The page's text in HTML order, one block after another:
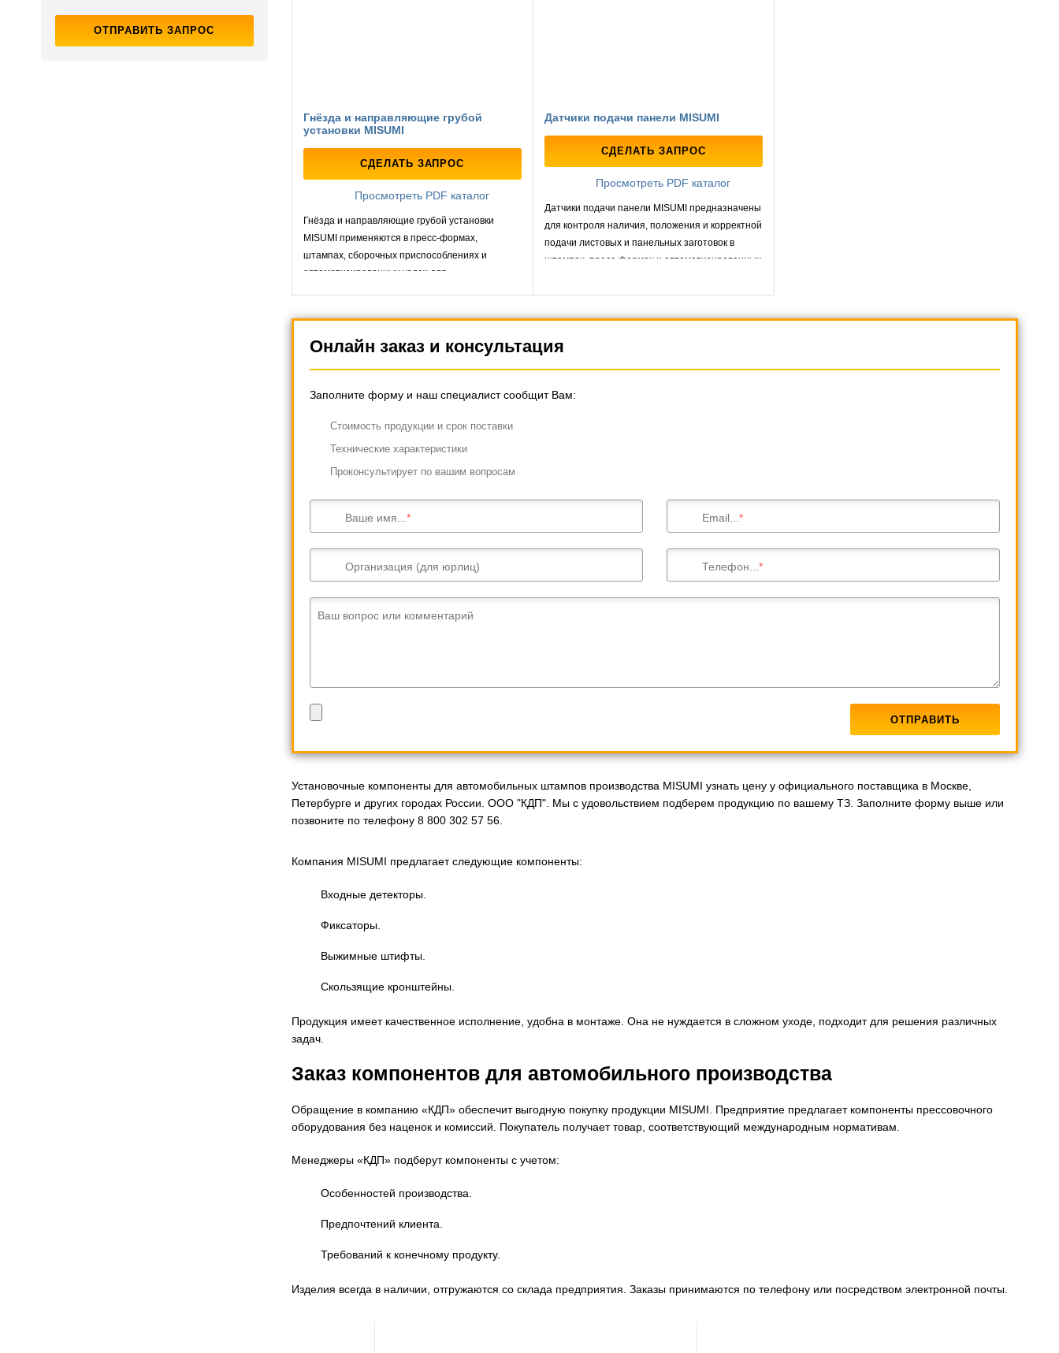
ОТПРАВИТЬ ЗАПРОС
Гнёзда и направляющие грубой
установки MISUMI
СДЕЛАТЬ ЗАПРОС
Просмотреть PDF каталог
Гнёзда и направляющие грубой установки
MISUMI применяются в пресс-формах,
штампах, сборочных приспособлениях и
автоматизированных узлах для
Датчики подачи панели MISUMI
СДЕЛАТЬ ЗАПРОС
Просмотреть PDF каталог
Датчики подачи панели MISUMI предназначены
для контроля наличия, положения и корректной
подачи листовых и панельных заготовок в
штампах, пресс-формах и автоматизированных
Онлайн заказ и консультация
Заполните форму и наш специалист сообщит Вам:
Cтоимость продукции и срок поставки
Технические характеристики
Проконсультирует по вашим вопросам
Ваше имя... Email...
Организация (для юрлиц) Телефон...
Ваш вопрос или комментарий
Установочные компоненты для автомобильных штампов производства MISUMI узнать цену у официального поставщика в Москве,
Петербурге и других городах России. ООО "КДП". Мы с удовольствием подберем продукцию по вашему ТЗ. Заполните форму выше или
позвоните по телефону 8 800 302 57 56.
Компания MISUMI предлагает следующие компоненты:
Входные детекторы.
Фиксаторы.
Выжимные штифты.
Скользящие кронштейны.
Продукция имеет качественное исполнение, удобна в монтаже. Она не нуждается в сложном уходе, подходит для решения различных
задач.
Заказ компонентов для автомобильного производства
Обращение в компанию «КДП» обеспечит выгодную покупку продукции MISUMI. Предприятие предлагает компоненты прессовочного
оборудования без наценок и комиссий. Покупатель получает товар, соответствующий международным нормативам.
Менеджеры «КДП» подберут компоненты с учетом:
Особенностей производства.
Предпочтений клиента.
Требований к конечному продукту.
Изделия всегда в наличии, отгружаются со склада предприятия. Заказы принимаются по телефону или посредством электронной почты.